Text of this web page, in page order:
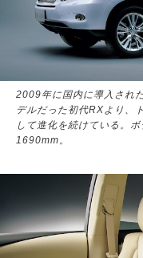
2009年に国内に導入され
デルだった初代RXより、
して進化を続けている。
1690mm。